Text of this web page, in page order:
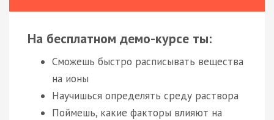
На бесплатном демо-курсе ты:
Сможешь быстро расписывать вещества
на ионы
Научишься определять среду раствора
Поймешь, какие факторы влияют на